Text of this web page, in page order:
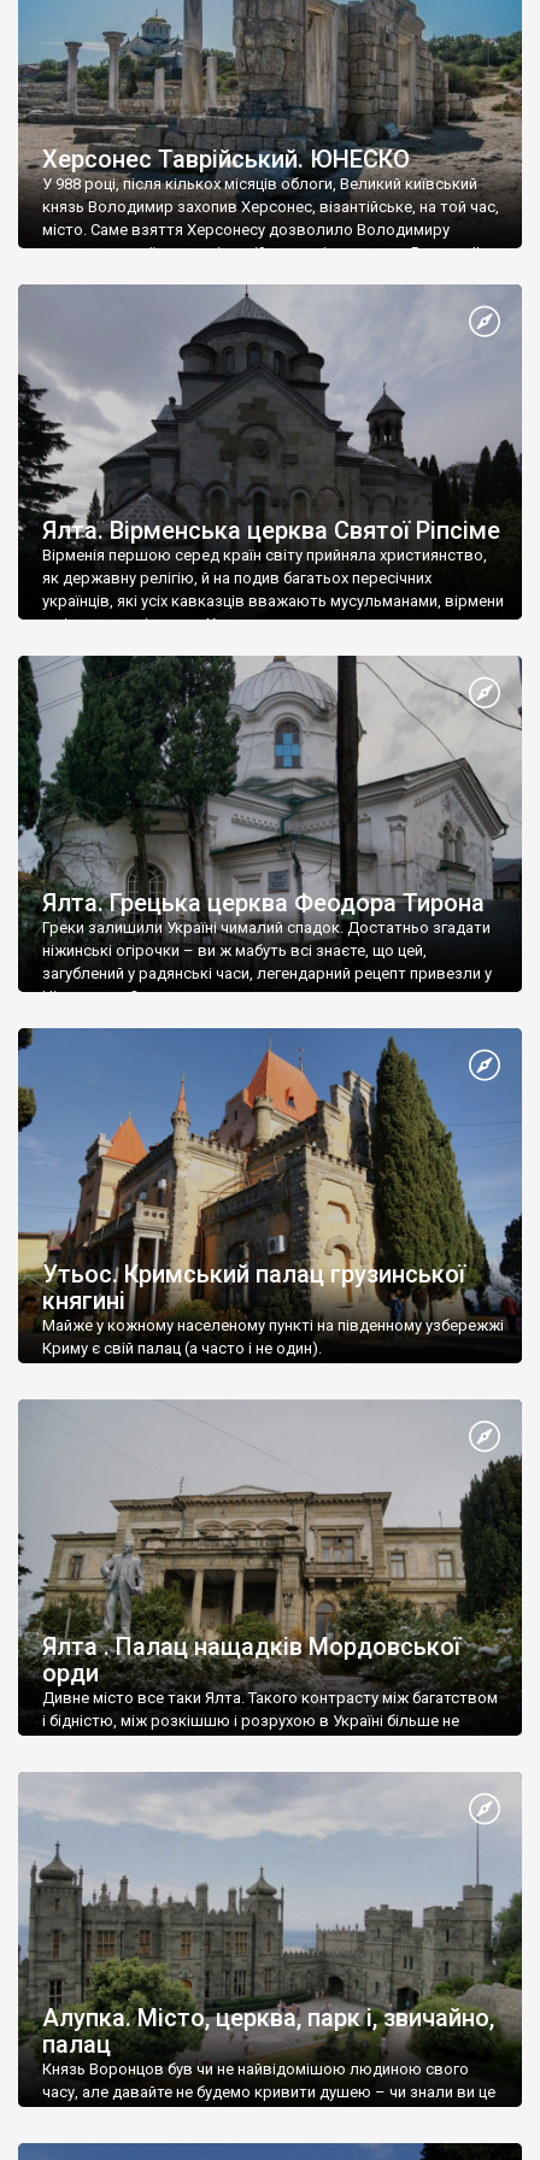
Херсонес Таврійський. ЮНЕСКО
У 988 році, після кількох місяців облоги, Великий київський
князь Володимир захопив Херсонес, візантійське, на той час,
місто. Саме взяття Херсонесу дозволило Володимиру
диктувати свої умови візантійському імператору Василю ІІ, та
Херсонесі Володимир-язичник, став Василем-християнином.
А потім було Хрещення Русі. На честь Херсонесу Таврійського
Ялта. Вірменська церква Святої Ріпсіме
Вірменія першою серед країн світу прийняла християнство,
як державну релігію, й на подив багатьох пересічних
українців, які усіх кавказців вважають мусульманами, вірмени
є відданими вірянами Христа
Ялта. Грецька церква Феодора Тирона
Греки залишили Україні чималий спадок. Достатньо згадати
ніжинські огірочки – ви ж мабуть всі знаєте, що цей,
загублений у радянські часи, легендарний рецепт привезли у
Ніжин греки?
Утьос. Кримський палац грузинської
княгині
Майже у кожному населеному пункті на південному узбережжі
Криму є свій палац (а часто і не один).
Ялта . Палац нащадків Мордовської
орди
Дивне місто все таки Ялта. Такого контрасту між багатством
і бідністю, між розкішшю і розрухою в Україні більше не
Алупка. Місто, церква, парк і, звичайно,
палац
Князь Воронцов був чи не найвідомішою людиною свого
часу, але давайте не будемо кривити душею – чи знали ви це